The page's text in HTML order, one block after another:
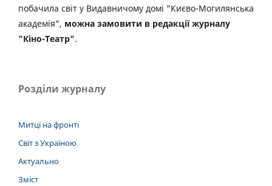
побачила світ у Видавничому домі "Києво-Могилянська
академія", можна замовити в редакції журналу
"Кіно-Театр".
Розділи журналу
Митці на фронті
Світ з Україною
Актуально
Зміст